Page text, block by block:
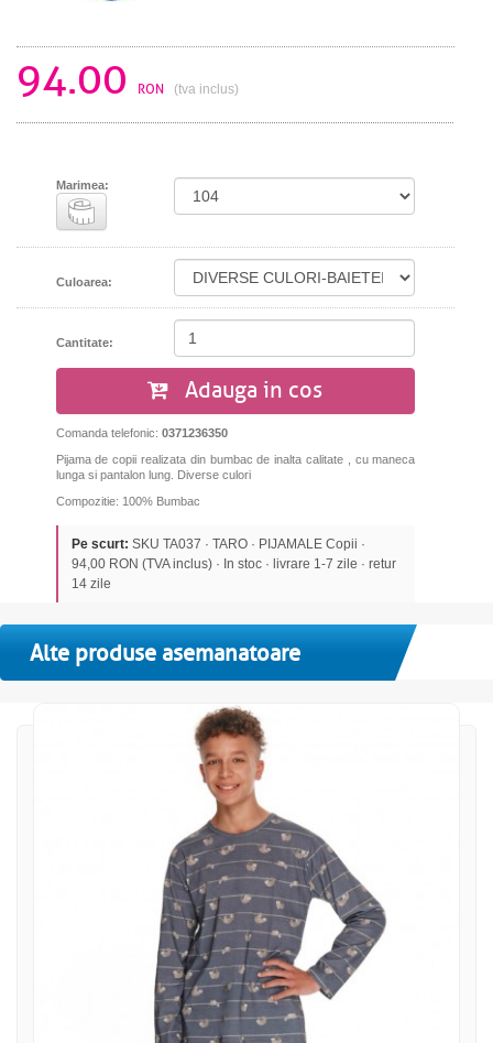
94.00 RON (tva inclus)
Marimea:
Culoarea:
Cantitate:
Adauga in cos
Comanda telefonic: 0371236350
Pijama de copii realizata din bumbac de inalta calitate , cu maneca
lunga si pantalon lung. Diverse culori
Compozitie: 100% Bumbac
Pe scurt: SKU TA037 · TARO · PIJAMALE Copii ·
94,00 RON (TVA inclus) · In stoc · livrare 1-7 zile · retur
14 zile
Alte produse asemanatoare